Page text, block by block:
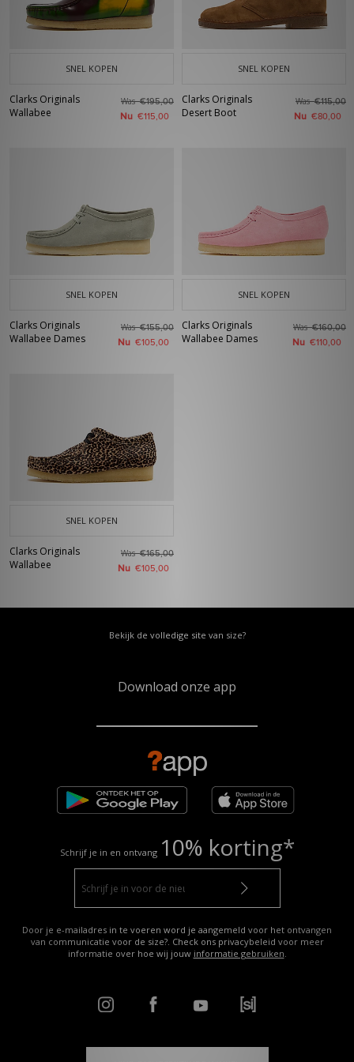
SNEL KOPEN
Clarks Originals
Wallabee
Was€195,00
Nu €115,00
SNEL KOPEN
Clarks Originals
Desert Boot
Was€115,00
Nu €80,00
SNEL KOPEN
Clarks Originals
Wallabee Dames
Was€155,00
Nu €105,00
SNEL KOPEN
Clarks Originals
Wallabee Dames
Was€160,00
Nu €110,00
SNEL KOPEN
Clarks Originals
Wallabee
Was€165,00
Nu €105,00
Bekijk de volledige site van size?
Download onze app
Schrijf je in en ontvang 10% korting*
Door je e-mailadres in te voeren word je aangemeld voor het ontvangen
van communicatie voor de size?. Check ons privacybeleid voor meer
informatie over hoe wij jouw informatie gebruiken.